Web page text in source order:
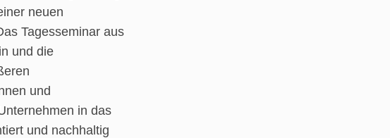
neuen
Tagesseminar aus
und die
und
in das
und nachhaltig